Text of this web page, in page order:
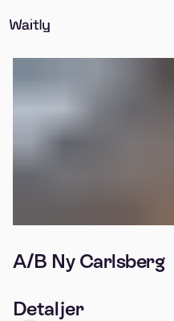
A/B Ny Carlsberg
Detaljer